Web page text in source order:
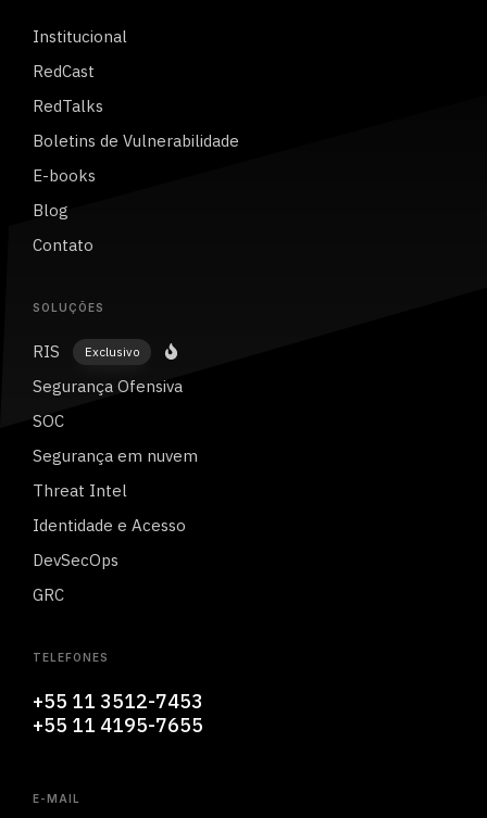
Institucional
RedCast
RedTalks
Boletins de Vulnerabilidade
E-books
Blog
Contato
SOLUÇÕES
RIS Exclusivo
Segurança Ofensiva
SOC
Segurança em nuvem
Threat Intel
Identidade e Acesso
DevSecOps
GRC
TELEFONES
+55 11 3512-7453
+55 11 4195-7655
E-MAIL